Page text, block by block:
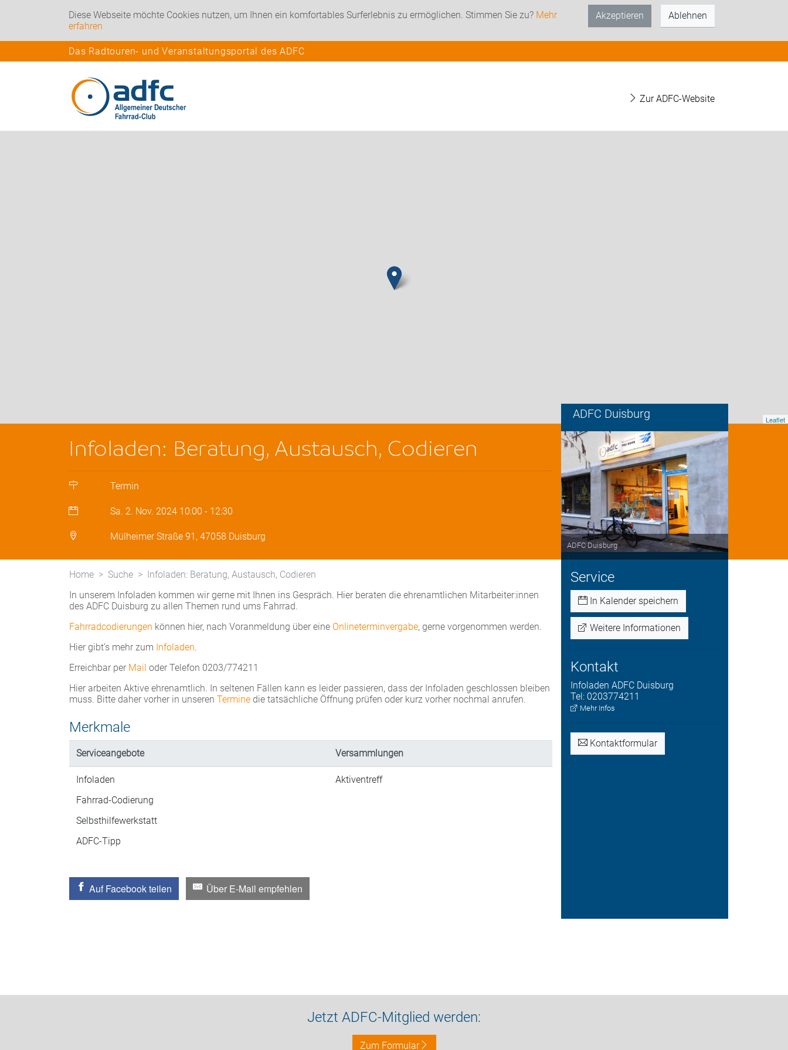
Diese Webseite möchte Cookies nutzen, um Ihnen ein komfortables Surferlebnis zu ermöglichen. Stimmen Sie zu? Mehr
erfahren
Akzeptieren Ablehnen
Das Radtouren- und Veranstaltungsportal des ADFC
Zur ADFC-Website
Leaflet
ADFC Duisburg
Infoladen: Beratung, Austausch, Codieren
Termin
Sa. 2. Nov. 2024 10:00 - 12:30
Mülheimer Straße 91, 47058 Duisburg
ADFC Duisburg
Service
In Kalender speichern
Weitere Informationen
Kontakt
Infoladen ADFC Duisburg
Tel: 0203774211
Mehr Infos
Kontaktformular
Home Suche
Infoladen: Beratung, Austausch, Codieren
In unserem Infoladen kommen wir gerne mit Ihnen ins Gespräch. Hier beraten die ehrenamtlichen Mitarbeiter:innen
des ADFC Duisburg zu allen Themen rund ums Fahrrad.
Fahrradcodierungen können hier, nach Voranmeldung über eine Onlineterminvergabe, gerne vorgenommen werden.
Hier gibt’s mehr zum Infoladen.
Erreichbar per Mail oder Telefon 0203/774211
Hier arbeiten Aktive ehrenamtlich. In seltenen Fällen kann es leider passieren, dass der Infoladen geschlossen bleiben
muss. Bitte daher vorher in unseren Termine die tatsächliche Öffnung prüfen oder kurz vorher nochmal anrufen.
Merkmale
Serviceangebote Versammlungen
Infoladen
Fahrrad-Codierung
Selbsthilfewerkstatt
ADFC-Tipp
Aktiventreff
Auf Facebook teilen Über E-Mail empfehlen
Jetzt ADFC-Mitglied werden:
Zum Formular